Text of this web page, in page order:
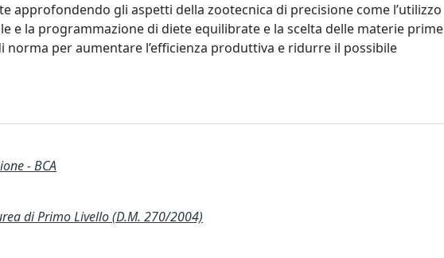
approfondendo gli aspetti della zootecnica di precisione come l’utilizzo
e la programmazione di diete equilibrate e la scelta delle materie prime
per aumentare l’efficienza produttiva e ridurre il possibile
- BCA
di Primo Livello (D.M. 270/2004)